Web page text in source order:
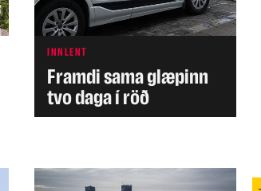
INNLENT
Framdi sama glæpinn
tvo daga í röð